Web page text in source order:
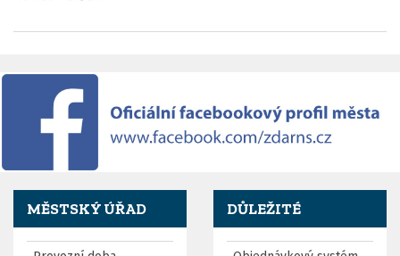
MĚSTSKÝ ÚŘAD DŮLEŽITÉ